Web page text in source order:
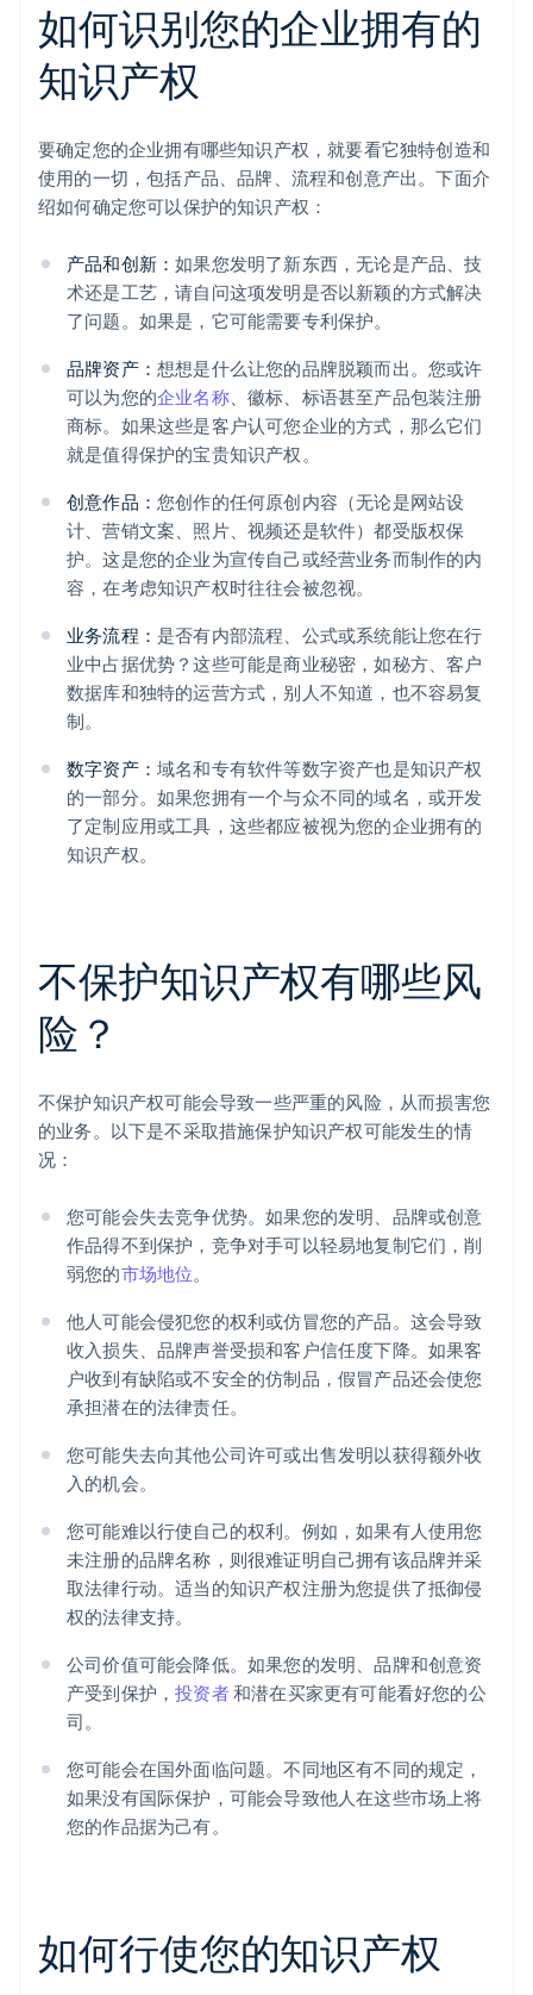
如何识别您的企业拥有的
知识产权
要确定您的企业拥有哪些知识产权，就要看它独特创造和
使用的一切，包括产品、品牌、流程和创意产出。下面介
绍如何确定您可以保护的知识产权：
产品和创新：如果您发明了新东西，无论是产品、技
术还是工艺，请自问这项发明是否以新颖的方式解决
了问题。如果是，它可能需要专利保护。
品牌资产： 想想是什么让您的品牌脱颖而出。您或许
可以为您的企业名称、徽标、标语甚至产品包装注册
商标。如果这些是客户认可您企业的方式，那么它们
就是值得保护的宝贵知识产权。
创意作品： 您创作的任何原创内容（无论是网站设
计、营销文案、照片、视频还是软件）都受版权保
护。这是您的企业为宣传自己或经营业务而制作的内
容，在考虑知识产权时往往会被忽视。
业务流程： 是否有内部流程、公式或系统能让您在行
业中占据优势？这些可能是商业秘密，如秘方、客户
数据库和独特的运营方式，别人不知道，也不容易复
制。
数字资产： 域名和专有软件等数字资产也是知识产权
的一部分。如果您拥有一个与众不同的域名，或开发
了定制应用或工具，这些都应被视为您的企业拥有的
知识产权。
不保护知识产权有哪些风
险？
不保护知识产权可能会导致一些严重的风险，从而损害您
的业务。以下是不采取措施保护知识产权可能发生的情
况：
您可能会失去竞争优势。如果您的发明、品牌或创意
作品得不到保护，竞争对手可以轻易地复制它们，削
弱您的市场地位。
他人可能会侵犯您的权利或仿冒您的产品。这会导致
收入损失、品牌声誉受损和客户信任度下降。如果客
户收到有缺陷或不安全的仿制品，假冒产品还会使您
承担潜在的法律责任。
您可能失去向其他公司许可或出售发明以获得额外收
入的机会。
您可能难以行使自己的权利。例如，如果有人使用您
未注册的品牌名称，则很难证明自己拥有该品牌并采
取法律行动。适当的知识产权注册为您提供了抵御侵
权的法律支持。
公司价值可能会降低。如果您的发明、品牌和创意资
产受到保护，投资者和潜在买家更有可能看好您的公
司。
您可能会在国外面临问题。不同地区有不同的规定，
如果没有国际保护，可能会导致他人在这些市场上将
您的作品据为己有。
如何行使您的知识产权